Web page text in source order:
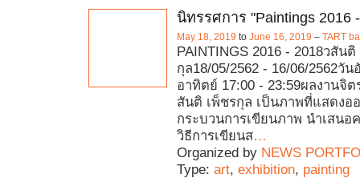
นิทรรศการ "Paintings 2016
May 18, 2019 to June 16, 2019 – TART
PAINTINGS 2016 - 2018วสันติ
กุล18/05/2562 - 16/06/2562วัน
อาทิตย์ 17:00 - 23:59ผลงานจิต
สันติ เพ็ชรกุล เป็นภาพที่แสดงอ
กระบวนการเขียนภาพ นำเสนอ
วิธีการเขียนส…
Organized by NEWS
Type: art, exhibition, painting